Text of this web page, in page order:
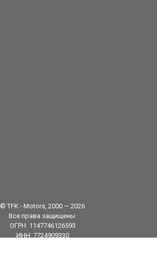
© TFK - Motors, 2000 — 2026
Все права защищены.
ОГРН: 1147746126593
ИНН: 7724909330